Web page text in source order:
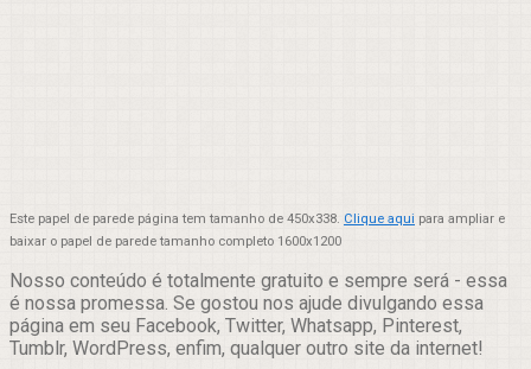
Este papel de parede página tem tamanho de 450x338. Clique aqui para ampliar e
baixar o papel de parede tamanho completo 1600x1200
Nosso conteúdo é totalmente gratuito e sempre será - essa
é nossa promessa. Se gostou nos ajude divulgando essa
página em seu Facebook, Twitter, Whatsapp, Pinterest,
Tumblr, WordPress, enfim, qualquer outro site da internet!